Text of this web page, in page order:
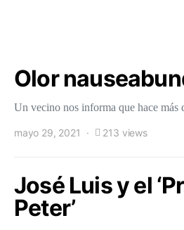
Olor
Un vecino nos informa que hace más
mayo 29, 2021 213 views
José Luis y el
Peter’